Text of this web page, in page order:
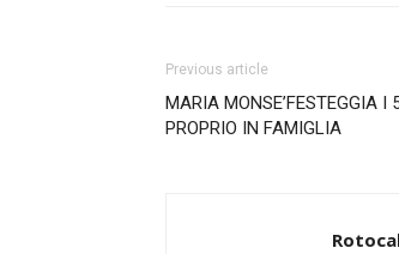
Previous article
MARIA MONSE’FESTEGGIA I
PROPRIO IN FAMIGLIA